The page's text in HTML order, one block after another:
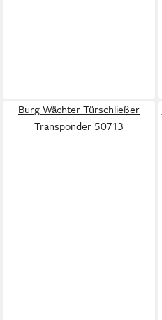
Burg Wächter Türschließer
Transponder 50713